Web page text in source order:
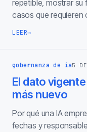
repetible, mostrar su
casos que requieren
LEER→
gobernanza de ia5
El dato
más nuevo
Por qué una IA
fechas y